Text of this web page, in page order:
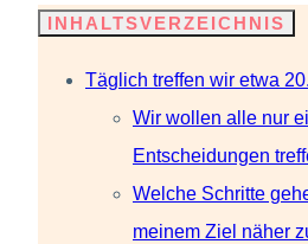
INHALTSVERZEICHNIS
Täglich treffen wir etwa
Wir wollen alle nur
Entscheidungen
Welche Schritte
meinem Ziel näher